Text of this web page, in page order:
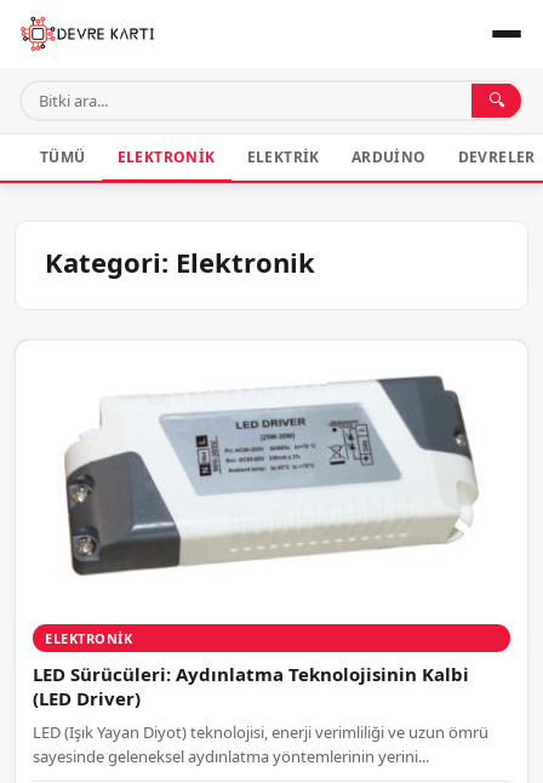
🔍
TÜMÜ ELEKTRONIK ELEKTRIK ARDUINO DEVRELER
Kategori: Elektronik
ELEKTRONIK
LED Sürücüleri: Aydınlatma Teknolojisinin Kalbi
(LED Driver)
LED (Işık Yayan Diyot) teknolojisi, enerji verimliliği ve uzun ömrü
sayesinde geleneksel aydınlatma yöntemlerinin yerini...